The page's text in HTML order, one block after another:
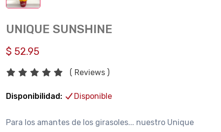
UNIQUE SUNSHINE
$ 52.95
( Reviews )
Disponibilidad: Disponible
Para los amantes de los girasoles... nuestro Unique